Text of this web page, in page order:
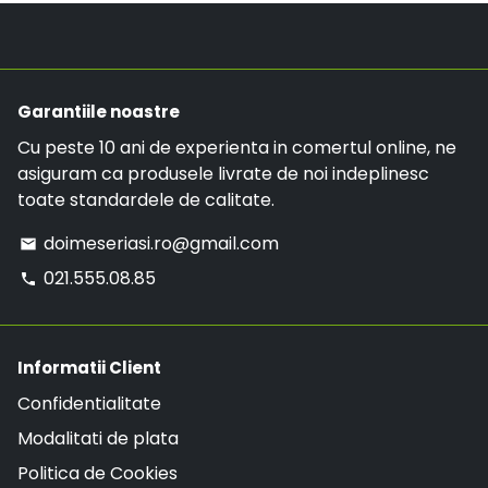
Garantiile noastre
Cu peste 10 ani de experienta in comertul online, ne
asiguram ca produsele livrate de noi indeplinesc
toate standardele de calitate.
email doimeseriasi.ro@gmail.com
phone 021.555.08.85
Informatii Client
Confidentialitate
Modalitati de plata
Politica de Cookies